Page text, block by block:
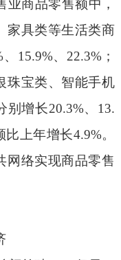
商品零售额中，
家具类等生活类商
、 15.9%、22.3% ；
珠宝类、智能手机
别增长20.3%、 13.
比上年增长4.9%。
网络实现商品零售